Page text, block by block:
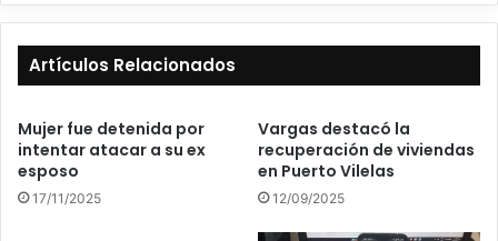
Artículos Relacionados
Mujer fue detenida por
intentar atacar a su ex
esposo
17/11/2025
Vargas destacó la
recuperación de viviendas
en Puerto Vilelas
12/09/2025